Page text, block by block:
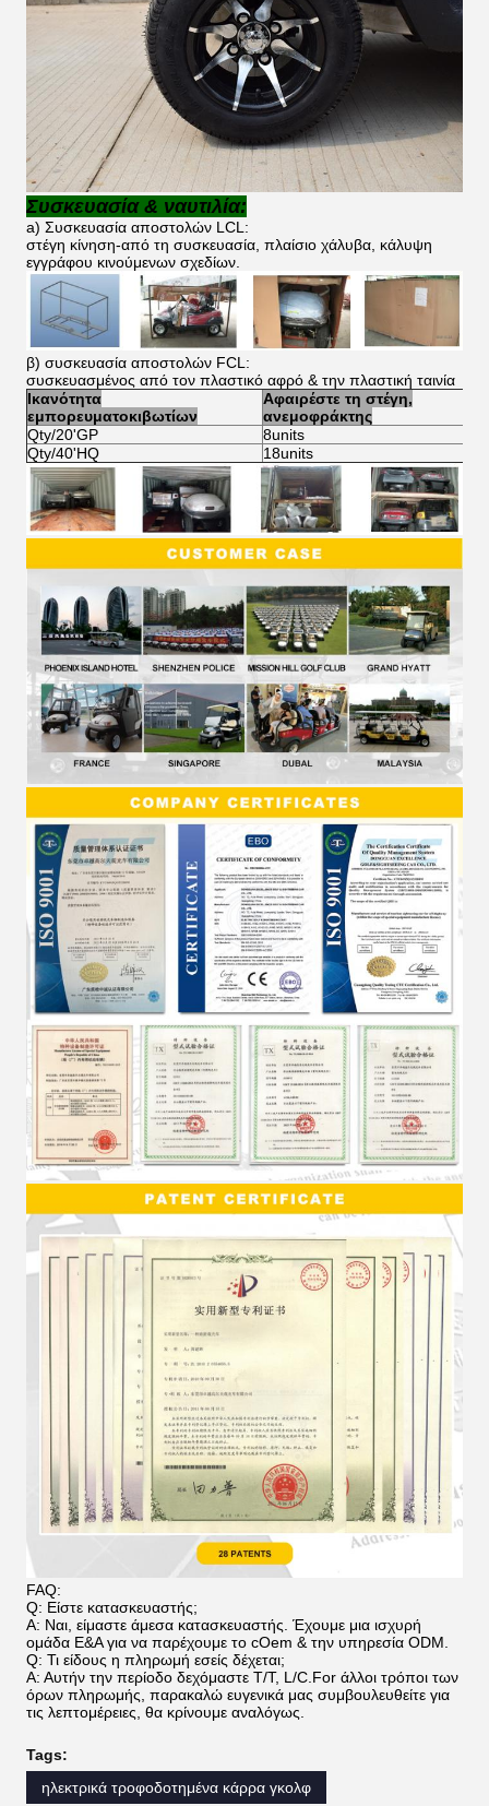
Συσκευασία & ναυτιλία:
a) Συσκευασία αποστολών LCL:
στέγη κίνηση-από τη συσκευασία, πλαίσιο χάλυβα, κάλυψη
εγγράφου κινούμενων σχεδίων.
β) συσκευασία αποστολών FCL:
συσκευασμένος από τον πλαστικό αφρό & την πλαστική ταινία
Ικανότητα
εμπορευματοκιβωτίων
Αφαιρέστε τη στέγη,
ανεμοφράκτης
Qty/20'GP
8units
Qty/40'HQ
18units
FAQ:
Q: Είστε κατασκευαστής;
Α: Ναι, είμαστε άμεσα κατασκευαστής. Έχουμε μια ισχυρή
ομάδα Ε&Α για να παρέχουμε το cOem & την υπηρεσία ODM.
Q: Τι είδους η πληρωμή εσείς δέχεται;
Α: Αυτήν την περίοδο δεχόμαστε T/T, L/C.For άλλοι τρόποι των
όρων πληρωμής, παρακαλώ ευγενικά μας συμβουλευθείτε για
τις λεπτομέρειες, θα κρίνουμε αναλόγως.
Tags:
ηλεκτρικά τροφοδοτημένα κάρρα γκολφ